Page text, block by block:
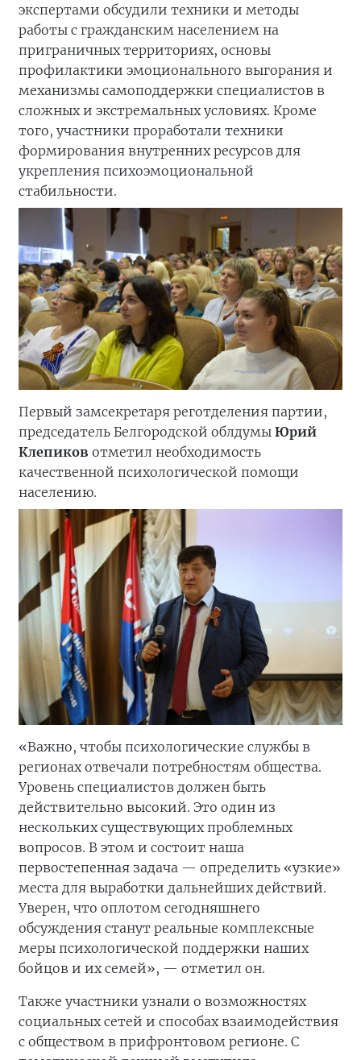
экспертами обсудили техники и методы
работы с гражданским населением на
приграничных территориях, основы
профилактики эмоционального выгорания и
механизмы самоподдержки специалистов в
сложных и экстремальных условиях. Кроме
того, участники проработали техники
формирования внутренних ресурсов для
укрепления психоэмоциональной
стабильности.
Первый замсекретаря реготделения партии,
председатель Белгородской облдумы Юрий
Клепиков отметил необходимость
качественной психологической помощи
населению.
«Важно, чтобы психологические службы в
регионах отвечали потребностям общества.
Уровень специалистов должен быть
действительно высокий. Это один из
нескольких существующих проблемных
вопросов. В этом и состоит наша
первостепенная задача — определить «узкие»
места для выработки дальнейших действий.
Уверен, что оплотом сегодняшнего
обсуждения станут реальные комплексные
меры психологической поддержки наших
бойцов и их семей», — отметил он.
Также участники узнали о возможностях
социальных сетей и способах взаимодействия
с обществом в прифронтовом регионе. С